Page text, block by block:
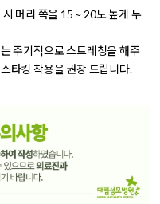
머리 쪽을 15 ~ 20도 높게 두
주기적으로 스트레칭을 해주
타킹 착용을 권장 드립니다.